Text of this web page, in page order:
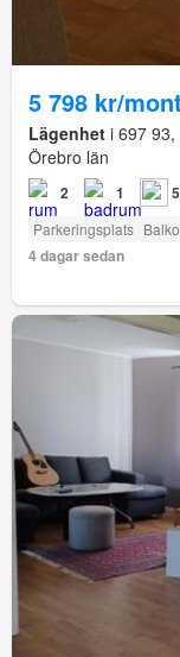
5 798 kr/
Lägenhet i 697
Örebro län
2 1
Parkeringsplats
4 dagar sedan